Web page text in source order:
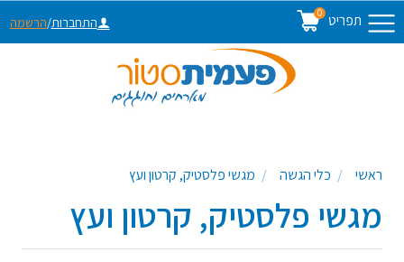
תפריט 0
התחברות/הרשמה
ראשי כלי הגשה מגשי פלסטיק, קרטון ועץ
מגשי פלסטיק, קרטון ועץ